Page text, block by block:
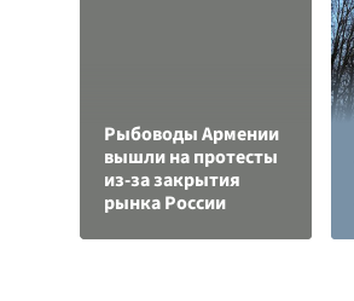
Рыбоводы Армении
вышли на протесты
из-за закрытия
рынка России